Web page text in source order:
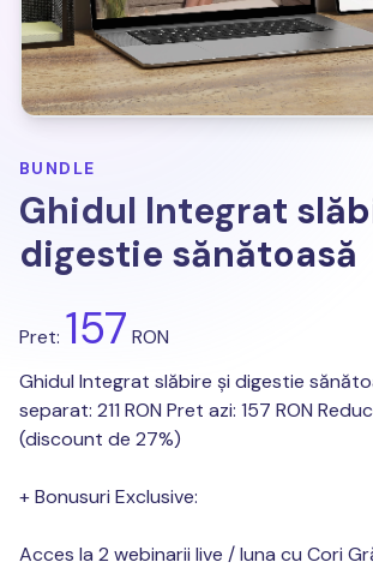
BUNDLE
Ghidul Integrat
digestie sănătoasă
Pret: 157 RON
Ghidul Integrat slăbire și digestie
separat: 211 RON Pret azi: 157 RON
(discount de 27%)
+ Bonusuri Exclusive:
Acces la 2 webinarii live / luna cu Cori